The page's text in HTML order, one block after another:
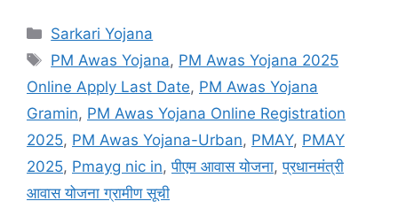
Categories
Sarkari Yojana
Tags
PM Awas Yojana, PM Awas Yojana 2025
Online Apply Last Date, PM Awas Yojana
Gramin, PM Awas Yojana Online Registration
2025, PM Awas Yojana-Urban, PMAY, PMAY
2025, Pmayg nic in,पीएम आवास योजना,प्रधानमंत्री
आवास योजना ग्रामीण सूची